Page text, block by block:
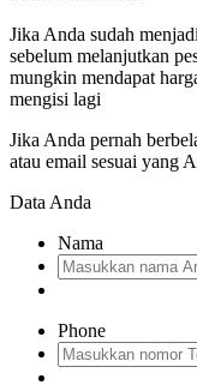
Jika Anda sudah
sebelum melanjutkan
mungkin mendapat
mengisi lagi
Jika Anda pernah
atau email sesuai yang
Data Anda
Nama
Phone